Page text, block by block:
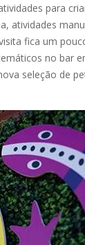
para
atividades
fica um
no bar
seleção de